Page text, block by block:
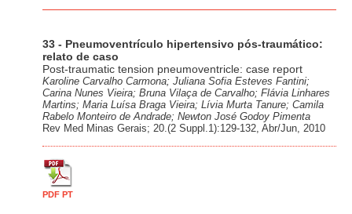
33 - Pneumoventrículo hipertensivo pós-traumático:
relato de caso
Post-traumatic tension pneumoventricle: case report
Karoline Carvalho Carmona; Juliana Sofia Esteves Fantini;
Carina Nunes Vieira; Bruna Vilaça de Carvalho; Flávia Linhares
Martins; Maria Luísa Braga Vieira; Lívia Murta Tanure; Camila
Rabelo Monteiro de Andrade; Newton José Godoy Pimenta
Rev Med Minas Gerais; 20.(2 Suppl.1):129-132, Abr/Jun, 2010
PDF PT